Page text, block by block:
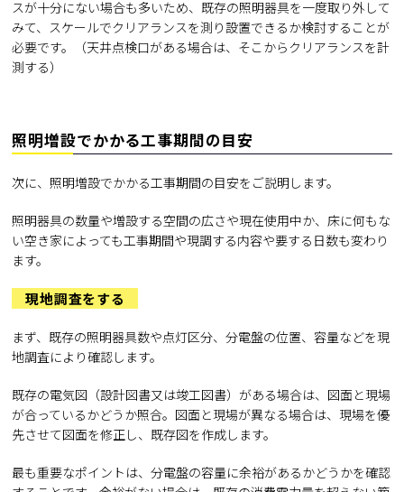
スが十分にない場合も多いため、既存の照明器具を一度取り外して
みて、スケールでクリアランスを測り設置できるか検討することが
必要です。（天井点検口がある場合は、そこからクリアランスを計
測する）
照明増設でかかる工事期間の目安
次に、照明増設でかかる工事期間の目安をご説明します。
照明器具の数量や増設する空間の広さや現在使用中か、床に何もな
い空き家によっても工事期間や現調する内容や要する日数も変わり
ます。
現地調査をする
まず、既存の照明器具数や点灯区分、分電盤の位置、容量などを現
地調査により確認します。
既存の電気図（設計図書又は竣工図書）がある場合は、図面と現場
が合っているかどうか照合。図面と現場が異なる場合は、現場を優
先させて図面を修正し、既存図を作成します。
最も重要なポイントは、分電盤の容量に余裕があるかどうかを確認